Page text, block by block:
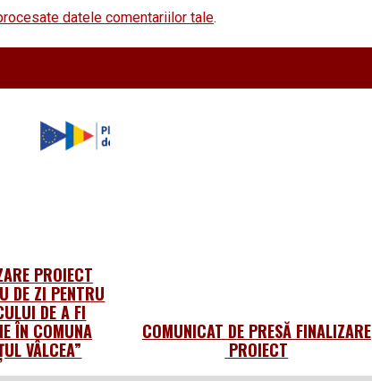
datele comentariilor tale.
PROIECT
DE ZI PENTRU
DE A FI
ÎN COMUNA
VÂLCEA”
COMUNICAT DE PRESĂ FINALIZARE
PROIECT